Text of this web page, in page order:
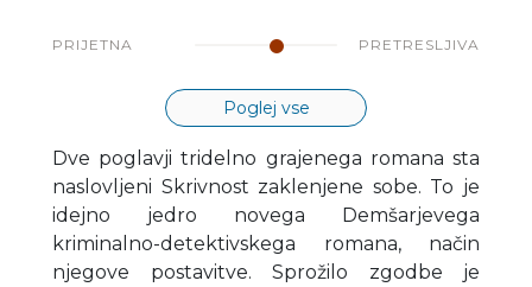
PRIJETNA PRETRESLJIVA
Poglej vse
Dve poglavji tridelno grajenega romana sta
naslovljeni Skrivnost zaklenjene sobe. To je
idejno jedro novega Demšarjevega
kriminalno-detektivskega romana, način
njegove postavitve. Sprožilo zgodbe je